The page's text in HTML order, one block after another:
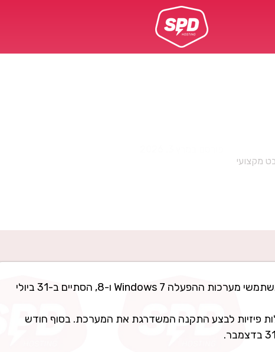
מקצועי
כידוע, השדרוג החינמי ל-Windows 10 שאיפשרה Microsoft למשתמשי מערכות ההפעלה Windows 7 ו-8, הסתיים ב-31 ביולי
פיזיות לבצע התקנה המשדרגת את המערכת. בסוף חודש